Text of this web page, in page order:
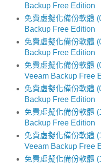
Backup Free Edition
免費虛擬化備份軟體
Backup Free Edition
免費虛擬化備份軟體
Backup Free Edition
免費虛擬化備份軟體
Veeam Backup Free
免費虛擬化備份軟體
Backup Free Edition
免費虛擬化備份軟體
Backup Free Edition
免費虛擬化備份軟體
Veeam Backup Free
免費虛擬化備份軟體